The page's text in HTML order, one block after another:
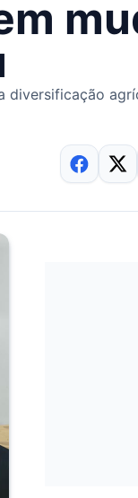
diversificação